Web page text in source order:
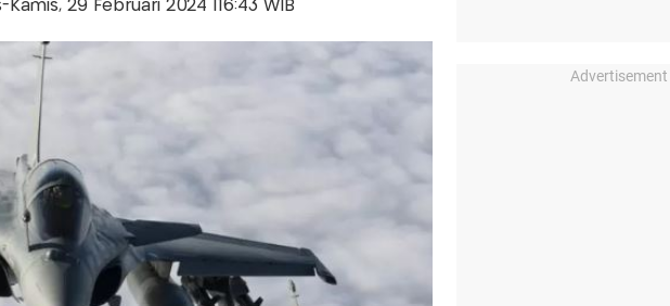
Kamis, 29 Februari 2024 |16:43 WIB
Advertisement